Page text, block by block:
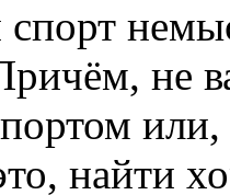
не
найти